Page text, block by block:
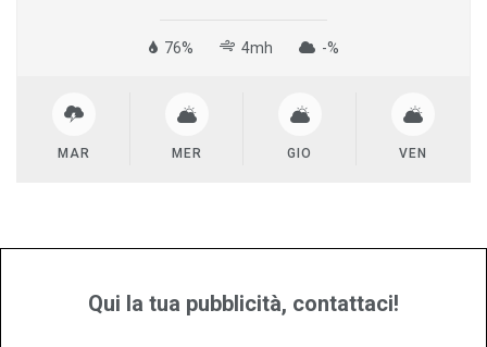
76% 4mh -%
MAR MER GIO VEN
Qui la tua pubblicità, contattaci!